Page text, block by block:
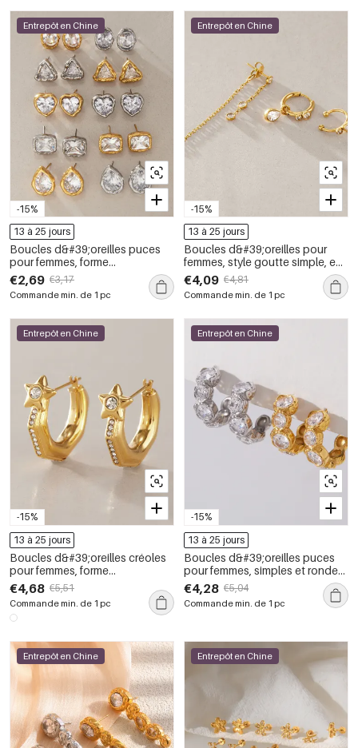
-15%
Entrepôt en Chine
13 à 25 jours
Boucles d&#39;oreilles puces
pour femmes, forme
géométrique simple en forme de
cœur, en acier inoxydable
étanche et zircon.
€2,69 €3,17
Commande min. de 1 pc
-15%
Entrepôt en Chine
13 à 25 jours
Boucles d&#39;oreilles pour
femmes, style goutte simple, en
acier inoxydable, imperméables,
couleur or
€4,09 €4,81
Commande min. de 1 pc
-15%
Entrepôt en Chine
13 à 25 jours
Boucles d&#39;oreilles créoles
pour femmes, forme
géométrique simple en étoile, en
acier inoxydable étanche,
couleur or, ornées de strass.
€4,68 €5,51
Commande min. de 1 pc
-15%
Entrepôt en Chine
13 à 25 jours
Boucles d&#39;oreilles puces
pour femmes, simples et rondes,
en acier inoxydable, étanches,
couleur or, avec zircon.
€4,28 €5,04
Commande min. de 1 pc
Entrepôt en Chine Entrepôt en Chine